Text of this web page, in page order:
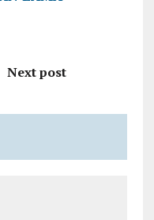
Next post